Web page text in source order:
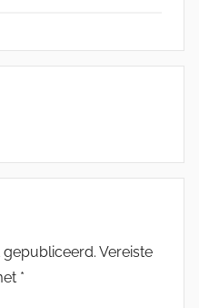
Vereiste
*